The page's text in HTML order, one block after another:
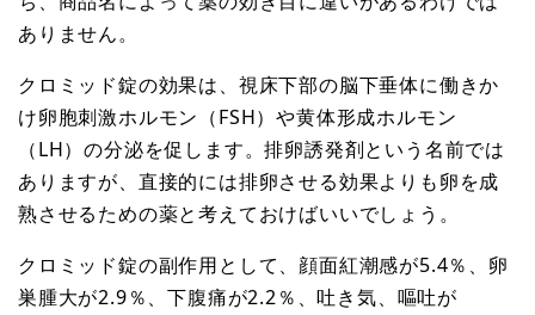
ありません。
クロミッド錠の効果は、視床下部の脳下垂体に働きか
け卵胞刺激ホルモン（FSH）や黄体形成ホルモン
（LH）の分泌を促します。排卵誘発剤という名前では
ありますが、直接的には排卵させる効果よりも卵を成
熟させるための薬と考えておけばいいでしょう。
クロミッド錠の副作用として、顔面紅潮感が5.4％、卵
巣腫大が2.9％、下腹痛が2.2％、吐き気、嘔吐が